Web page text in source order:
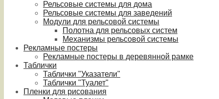
Рельсовые системы для дома
Рельсовые системы для заведений
Модули для рельсовой системы
Полотна для рельсовых систем
Механизмы рельсовой системы
Рекламные постеры
Рекламные постеры в деревянной рамке
Таблички
Таблички "Указатели"
Таблички "Туалет"
Пленки для рисования